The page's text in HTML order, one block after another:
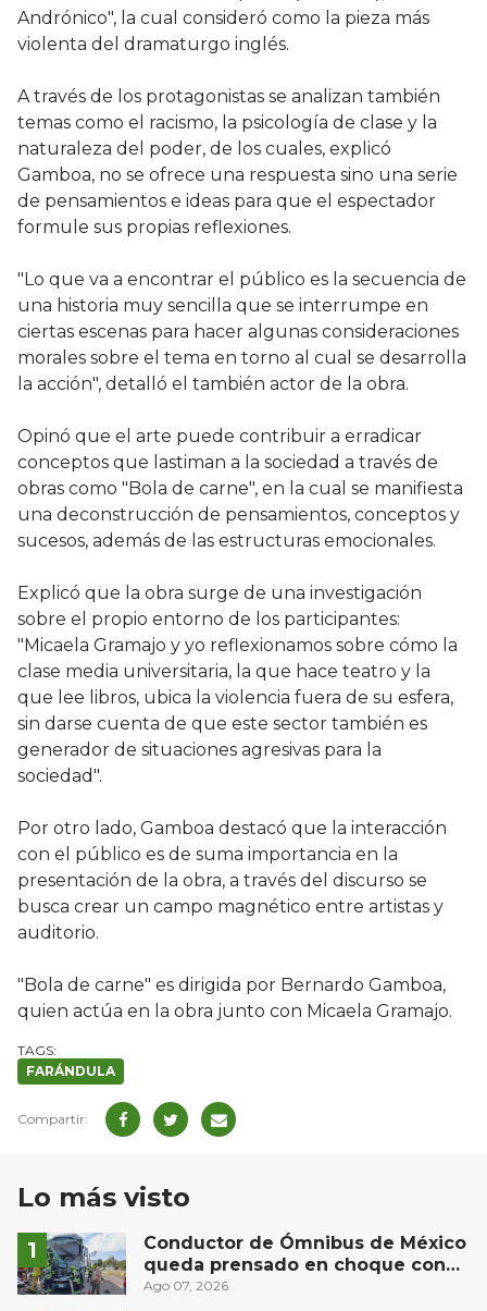
Andrónico", la cual consideró como la pieza más
violenta del dramaturgo inglés.
A través de los protagonistas se analizan también
temas como el racismo, la psicología de clase y la
naturaleza del poder, de los cuales, explicó
Gamboa, no se ofrece una respuesta sino una serie
de pensamientos e ideas para que el espectador
formule sus propias reflexiones.
"Lo que va a encontrar el público es la secuencia de
una historia muy sencilla que se interrumpe en
ciertas escenas para hacer algunas consideraciones
morales sobre el tema en torno al cual se desarrolla
la acción", detalló el también actor de la obra.
Opinó que el arte puede contribuir a erradicar
conceptos que lastiman a la sociedad a través de
obras como "Bola de carne", en la cual se manifiesta
una deconstrucción de pensamientos, conceptos y
sucesos, además de las estructuras emocionales.
Explicó que la obra surge de una investigación
sobre el propio entorno de los participantes:
"Micaela Gramajo y yo reflexionamos sobre cómo la
clase media universitaria, la que hace teatro y la
que lee libros, ubica la violencia fuera de su esfera,
sin darse cuenta de que este sector también es
generador de situaciones agresivas para la
sociedad".
Por otro lado, Gamboa destacó que la interacción
con el público es de suma importancia en la
presentación de la obra, a través del discurso se
busca crear un campo magnético entre artistas y
auditorio.
"Bola de carne" es dirigida por Bernardo Gamboa,
quien actúa en la obra junto con Micaela Gramajo.
FARÁNDULA
Lo más visto
Conductor de Ómnibus de México
queda prensado en choque con
materialista en San Juan del Río
Ago 07, 2026